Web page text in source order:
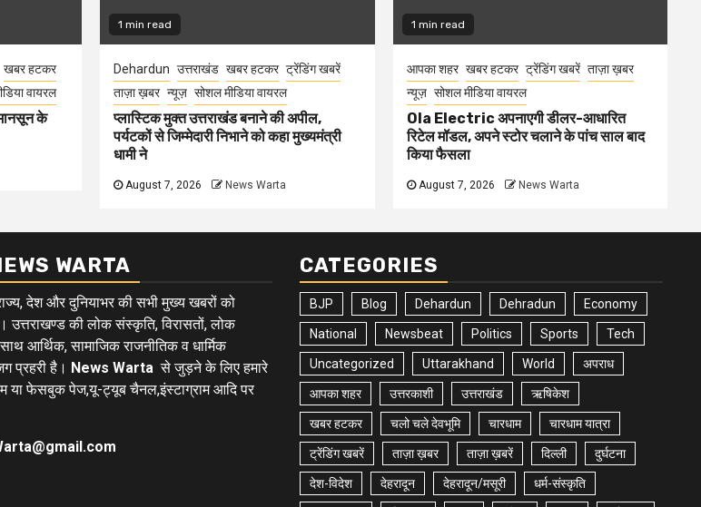
खबर हटकर
वायरल
के
1 min read
Dehardun उत्तराखंड खबर हटकर ट्रेंडिंग खबरें
ताज़ा ख़बर न्यूज़ सोशल मीडिया वायरल
प्लास्टिक मुक्त उत्तराखंड बनाने की अपील,
पर्यटकों से जिम्मेदारी निभाने को कहा मुख्यमंत्री
धामी ने
August 7, 2026 News Warta
1 min read
आपका शहर खबर हटकर ट्रेंडिंग खबरें ताज़ा ख़बर
न्यूज़ सोशल मीडिया वायरल
Ola Electric अपनाएगी डीलर-आधारित
रिटेल मॉडल, अपने स्टोर चलाने के पांच साल बाद
किया फैसला
August 7, 2026 News Warta
WARTA
देश और दुनियाभर की सभी मुख्य खबरों को
उत्तराखण्ड की लोक संस्कृति, विरासतों, लोक
आर्थिक, सामाजिक राजनीतिक व धार्मिक
प्रहरी है। News Warta से जुड़ने के लिए हमारे
या फेसबुक पेज,यू-ट्यूब चैनल,इंस्टाग्राम आदि पर
CATEGORIES
BJP Blog Dehardun Dehradun Economy
National Newsbeat Politics Sports Tech
Uncategorized Uttarakhand World अपराध
आपका शहर उत्तरकाशी उत्तराखंड ऋषिकेश
खबर हटकर चलो चले देवभूमि चारधाम चारधाम यात्रा
ट्रेंडिंग खबरें ताज़ा ख़बर ताज़ा ख़बरें दिल्ली दुर्घटना
देश-विदेश देहरादून देहरादून/मसूरी धर्म-संस्कृति